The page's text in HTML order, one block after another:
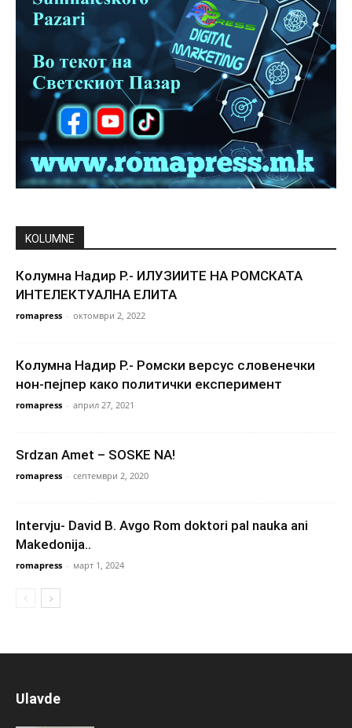
KOLUMNE
Колумна Надир Р.- ИЛУЗИИТЕ НА РОМСКАТА
ИНТЕЛЕКТУАЛНА ЕЛИТА
romapress - октомври 2, 2022
Колумна Надир Р.- Ромски версус словенечки
нон-пејпер како политички експеримент
romapress - април 27, 2021
Srdzan Amet – SOSKE NA!
romapress - септември 2, 2020
Intervju- David B. Avgo Rom doktori pal nauka ani
Makedonija..
romapress - март 1, 2024
Ulavde